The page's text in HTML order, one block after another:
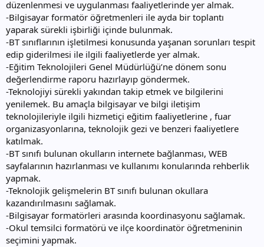
düzenlenmesi ve uygulanması faaliyetlerinde yer almak.
-Bilgisayar formatör öğretmenleri ile ayda bir toplantı
yaparak sürekli işbirliği içinde bulunmak.
-BT sınıflarının işletilmesi konusunda yaşanan sorunları tespit
edip giderilmesi ile ilgili faaliyetlerde yer almak.
-Eğitim Teknolojileri Genel Müdürlüğü’ne dönem sonu
değerlendirme raporu hazırlayıp göndermek.
-Teknolojiyi sürekli yakından takip etmek ve bilgilerini
yenilemek. Bu amaçla bilgisayar ve bilgi iletişim
teknolojileriyle ilgili hizmetiçi eğitim faaliyetlerine , fuar
organizasyonlarına, teknolojik gezi ve benzeri faaliyetlere
katılmak.
-BT sınıfı bulunan okulların internete bağlanması, WEB
sayfalarının hazırlanması ve kullanımı konularında rehberlik
yapmak.
-Teknolojik gelişmelerin BT sınıfı bulunan okullara
kazandırılmasını sağlamak.
-Bilgisayar formatörleri arasında koordinasyonu sağlamak.
-Okul temsilci formatörü ve ilçe koordinatör öğretmeninin
seçimini yapmak.